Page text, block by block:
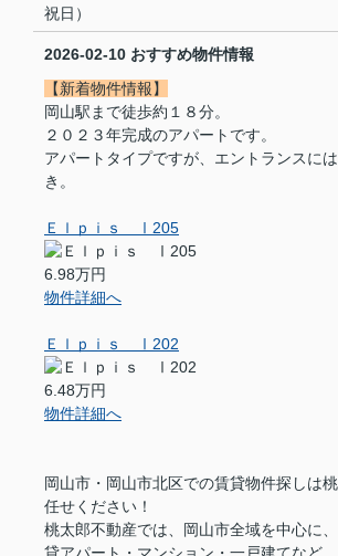
祝日）
2026-02-10 おすすめ物件情報
【新着物件情報】
岡山駅まで徒歩約１８分。
２０２３年完成のアパートです。
アパートタイプですが、エントランスに
き。
Ｅｌｐｉｓ Ⅰ205
6.98万円
物件詳細へ
Ｅｌｐｉｓ Ⅰ202
6.48万円
物件詳細へ
岡山市・岡山市北区での賃貸物件探しは
任せください！
桃太郎不動産では、岡山市全域を中心に